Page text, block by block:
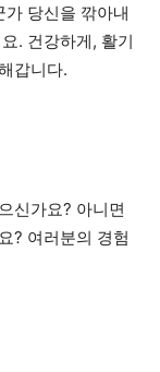
당신을 깎아내
. 건강하게, 활기
갑니다.
신가요? 아니면
? 여러분의 경험